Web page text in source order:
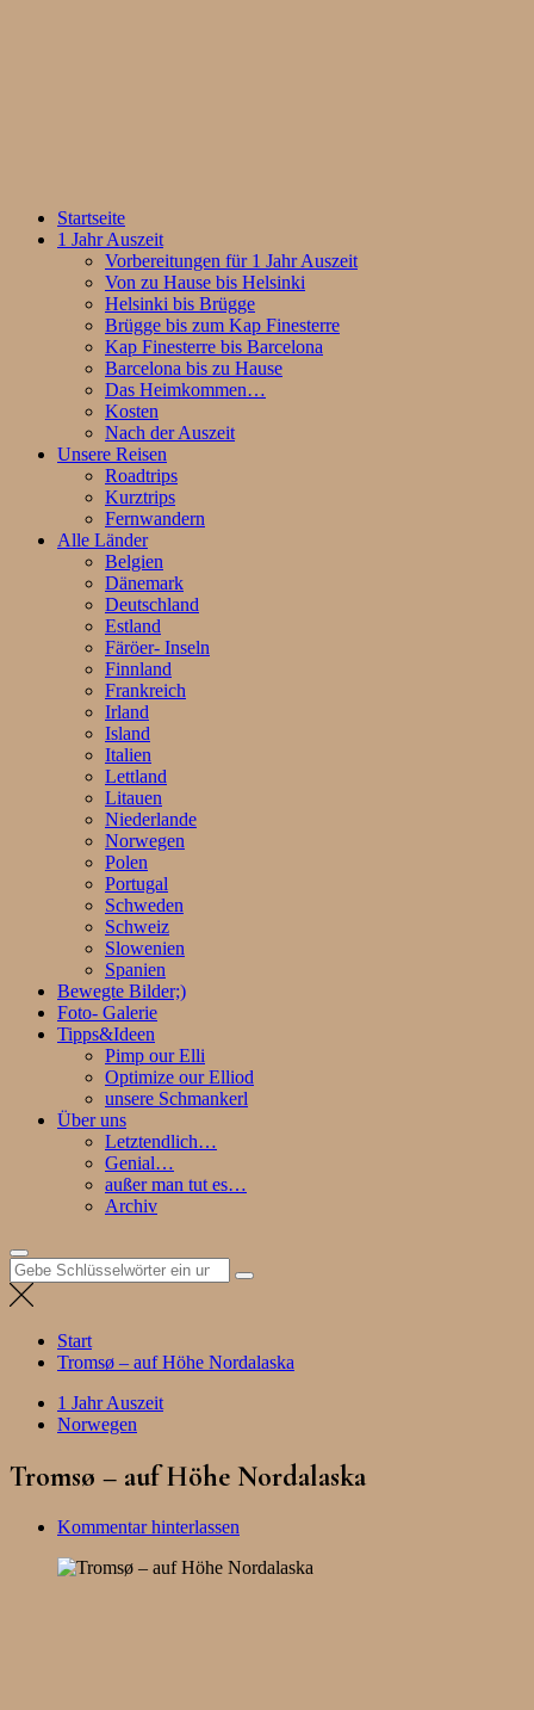
Startseite
1 Jahr Auszeit
Vorbereitungen für 1 Jahr Auszeit
Von zu Hause bis Helsinki
Helsinki bis Brügge
Brügge bis zum Kap Finesterre
Kap Finesterre bis Barcelona
Barcelona bis zu Hause
Das Heimkommen…
Kosten
Nach der Auszeit
Unsere Reisen
Roadtrips
Kurztrips
Fernwandern
Alle Länder
Belgien
Dänemark
Deutschland
Estland
Färöer- Inseln
Finnland
Frankreich
Irland
Island
Italien
Lettland
Litauen
Niederlande
Norwegen
Polen
Portugal
Schweden
Schweiz
Slowenien
Spanien
Bewegte Bilder;)
Foto- Galerie
Tipps&Ideen
Pimp our Elli
Optimize our Elliod
unsere Schmankerl
Über uns
Letztendlich…
Genial…
außer man tut es…
Archiv
Suchen
nach:
Start
Tromsø – auf Höhe Nordalaska
1 Jahr Auszeit
Norwegen
Tromsø – auf Höhe Nordalaska
Kommentar hinterlassen